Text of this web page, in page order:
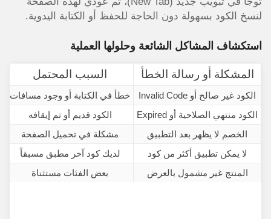
لنسخ الكود بسهولة دون الحاجة للحفظ أو الكتابة اليدوية.
استكشاف المشاكل الشائعة وحلولها العملية
المشكلة أو رسالة الخطأ السبب المحتمل
الكود غير صالح أو Invalid Code
خطأ في الكتابة أو وجود مسافات
الكود منتهي الصلاحية أو Expired
الكود قديم أو تم إيقافه
الخصم لا يظهر بعد التطبيق
مشكلة في تحميل الصفحة
لا يمكن تطبيق أكثر من كود
لديك كود آخر مطبق مسبقاً
المنتج غير مشمول بالعرض
بعض الفئات مستثناة